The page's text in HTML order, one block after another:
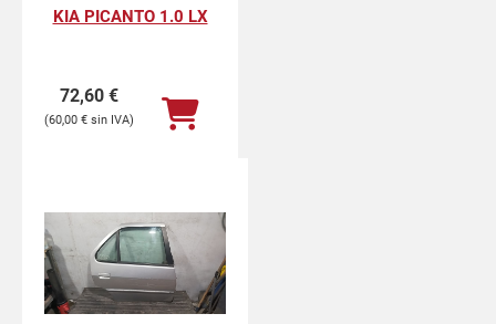
KIA PICANTO 1.0 LX
72,60 €
60,00 €